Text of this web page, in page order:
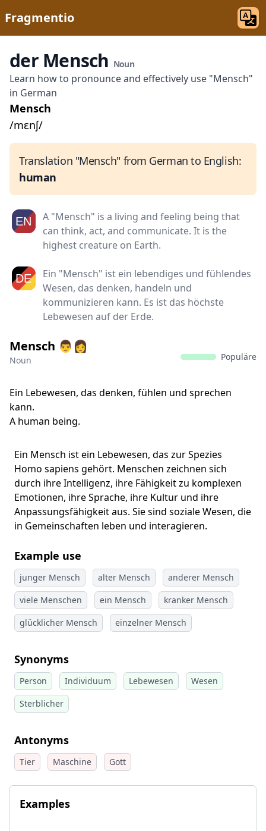
Fragmentio
der Mensch Noun
Learn how to pronounce and effectively use "Mensch"
in German
Mensch
/mɛnʃ/
Translation "Mensch" from German to English:
human
A "Mensch" is a living and feeling being that
can think, act, and communicate. It is the
highest creature on Earth.
Ein "Mensch" ist ein lebendiges und fühlendes
Wesen, das denken, handeln und
kommunizieren kann. Es ist das höchste
Lebewesen auf der Erde.
Mensch 👨👩‍
Noun Populäre
Ein Lebewesen, das denken, fühlen und sprechen
kann.
A human being.
Ein Mensch ist ein Lebewesen, das zur Spezies
Homo sapiens gehört. Menschen zeichnen sich
durch ihre Intelligenz, ihre Fähigkeit zu komplexen
Emotionen, ihre Sprache, ihre Kultur und ihre
Anpassungsfähigkeit aus. Sie sind soziale Wesen, die
in Gemeinschaften leben und interagieren.
Example use
junger Mensch alter Mensch
anderer Mensch
viele Menschen
ein Mensch
kranker Mensch
glücklicher Mensch
einzelner Mensch
Synonyms
Person Individuum Lebewesen
Wesen
Sterblicher
Antonyms
Tier Maschine Gott
Examples